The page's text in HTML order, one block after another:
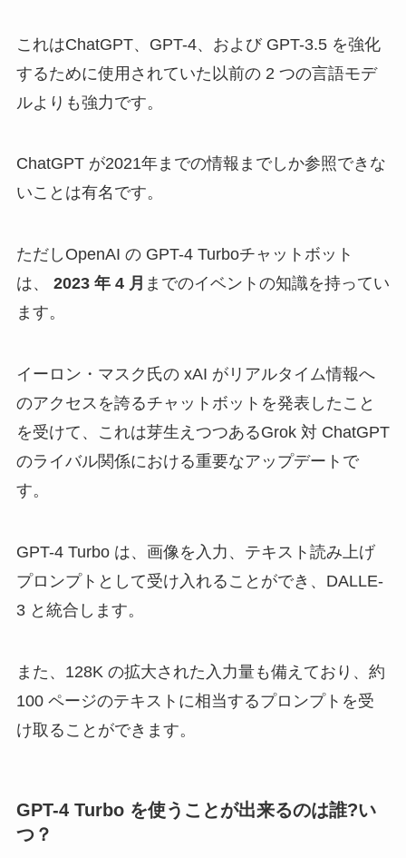
これはChatGPT、GPT-4、および GPT-3.5 を強化
するために使用されていた以前の 2 つの言語モデ
ルよりも強力です。
ChatGPT が2021年までの情報までしか参照できな
いことは有名です。
ただしOpenAI の GPT-4 Turboチャットボット
は、 2023 年 4 月 までのイベントの知識を持ってい
ます。
イーロン・マスク氏の xAI がリアルタイム情報へ
のアクセスを誇るチャットボットを発表したこと
を受けて、これは芽生えつつあるGrok 対 ChatGPT
のライバル関係における重要なアップデートで
す。
GPT-4 Turbo は、画像を入力、テキスト読み上げ
プロンプトとして受け入れることができ、DALLE-
3 と統合します。
また、128K の拡大された入力量も備えており、約
100 ページのテキストに相当するプロンプトを受
け取ることができます。
GPT-4 Turbo を使うことが出来るのは誰?い
つ？